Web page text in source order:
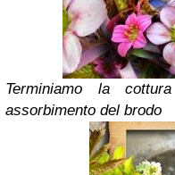
Terminiamo la
assorbimento del brodo